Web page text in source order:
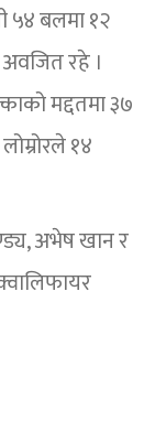
५४ बलमा १२
रहे ।
मद्दतमा ३७
१४
अभेष खान र